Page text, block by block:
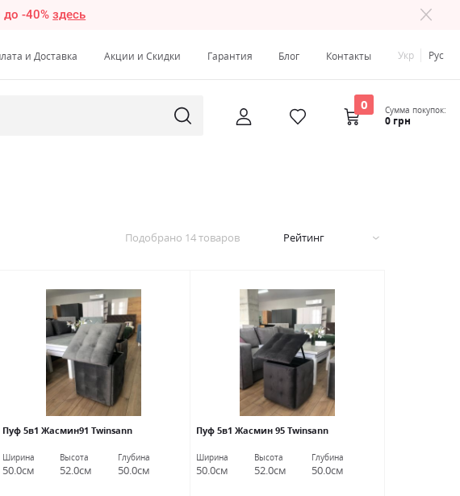
до -40%здесь
и Доставка Акции и Скидки Гарантия Блог Контакты Укр Рус
0 Сумма покупок:
0 грн
Подобрано 14товаров Рейтинг
Пуф 5в1 Жасмин91 Twinsann
Ширина
50.0см
Высота
52.0см
Глубина
50.0см
Пуф 5в1 Жасмин 95 Twinsann
Ширина
50.0см
Высота
52.0см
Глубина
50.0см